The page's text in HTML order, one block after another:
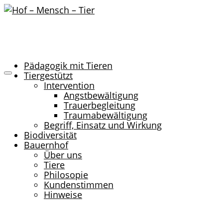
Pädagogik mit Tieren
Tiergestützt
Intervention
Angstbewältigung
Trauerbegleitung
Traumabewältigung
Begriff, Einsatz und Wirkung
Biodiversität
Bauernhof
Über uns
Tiere
Philosopie
Kundenstimmen
Hinweise